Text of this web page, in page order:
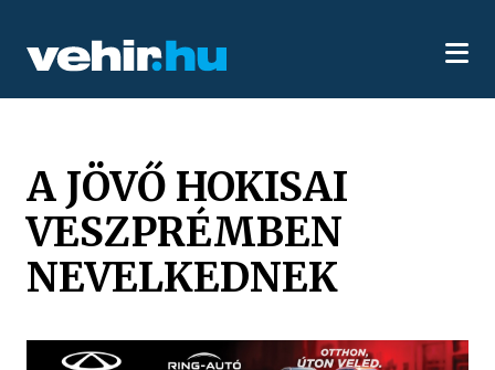
A JÖVŐ HOKISAI
VESZPRÉMBEN
NEVELKEDNEK